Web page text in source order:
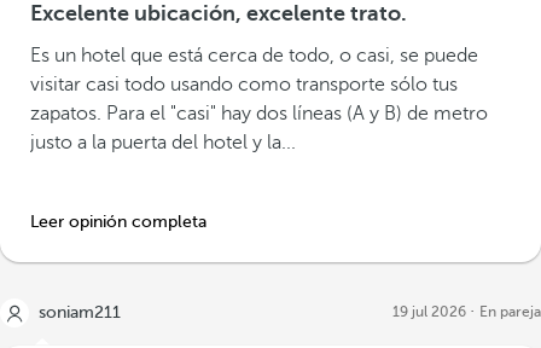
Excelente ubicación, excelente trato.
Es un hotel que está cerca de todo, o casi, se puede
visitar casi todo usando como transporte sólo tus
zapatos. Para el "casi" hay dos líneas (A y B) de metro
justo a la puerta del hotel y la...
Leer opinión completa
soniam211 19 jul 2026 En pareja